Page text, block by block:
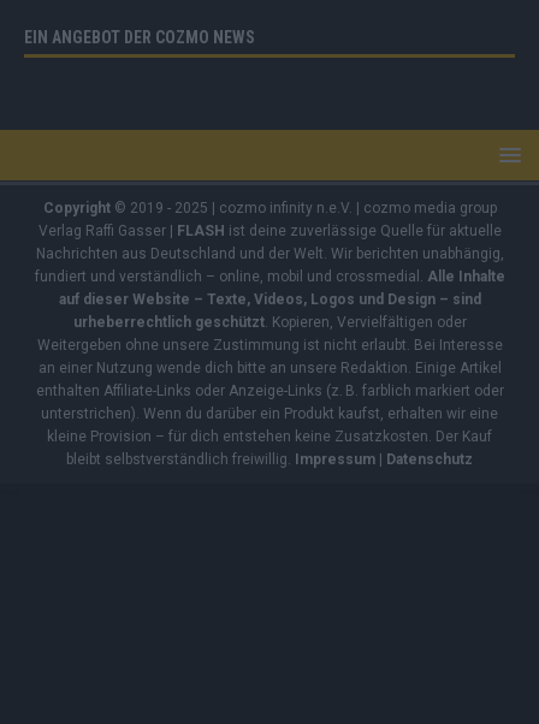
EIN ANGEBOT DER COZMO NEWS
Copyright© 2019 - 2025 | cozmo infinity n.e.V. | cozmo media group
Verlag Raffi Gasser |
FLASH ist deine zuverlässige Quelle für aktuelle
Nachrichten aus Deutschland und der Welt. Wir berichten unabhängig,
fundiert und verständlich – online, mobil und crossmedial. Alle Inhalte
auf dieser Website – Texte, Videos, Logos und Design – sind
urheberrechtlich geschützt. Kopieren, Vervielfältigen oder
Weitergeben ohne unsere Zustimmung ist nicht erlaubt. Bei Interesse
an einer Nutzung wende dich bitte an unsere Redaktion. Einige Artikel
enthalten Affiliate-Links oder Anzeige-Links (z. B. farblich markiert oder
unterstrichen). Wenn du darüber ein Produkt kaufst, erhalten wir eine
kleine Provision – für dich entstehen keine Zusatzkosten. Der Kauf
bleibt selbstverständlich freiwillig.
Impressum Datenschutz